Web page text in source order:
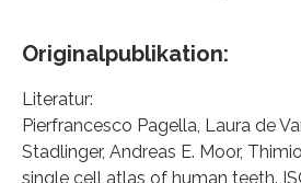
Originalpublikation:
Literatur:
Pierfrancesco Pagella, Laura de
Stadlinger, Andreas E. Moor,
single cell atlas of human teeth.